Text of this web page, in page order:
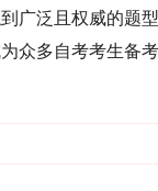
广泛且权威的题
众多自考考生备